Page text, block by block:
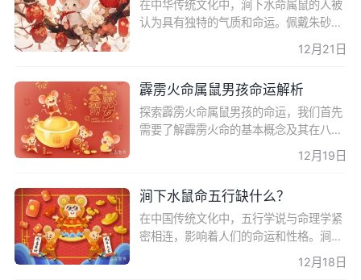
在中华传统文化中，涧下水命属鼠的人被
认为具有独特的气质和命运。佩戴朱砂作
说，不仅是一种文化传承，更是一种对个
12月21日
霹雳火命属鼠男孩命运解析
探索霹雳火命属鼠男孩的命运，我们首先
需要了解霹雳火命的基本概念及其在八字
命理中的意义。霹雳火命，作为年命纳音
五行中的一种，对属鼠男孩的命运有着深
12月19日
涧下水鼠命五行缺什么？
在中国传统文化中，五行学说与命理学紧
密相连，影响着人们的命运和性格。涧下
水鼠命，作为六十甲子纪年中的特殊命
格，其五行属性和缺失对个人的生活有着
12月18日